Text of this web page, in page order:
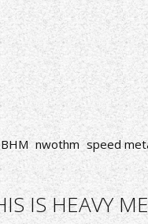
nwothm speed
HEAVY